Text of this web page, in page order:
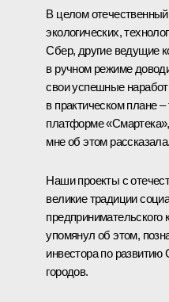
В целом
экологических,
Сбер, другие ведущие
в ручном режиме
свои успешные
в практическом плане –
платформе
мне об этом рассказала.
Наши проекты с
великие традиции
предпринимательского
упомянул об этом,
инвестора по развитию
городов.